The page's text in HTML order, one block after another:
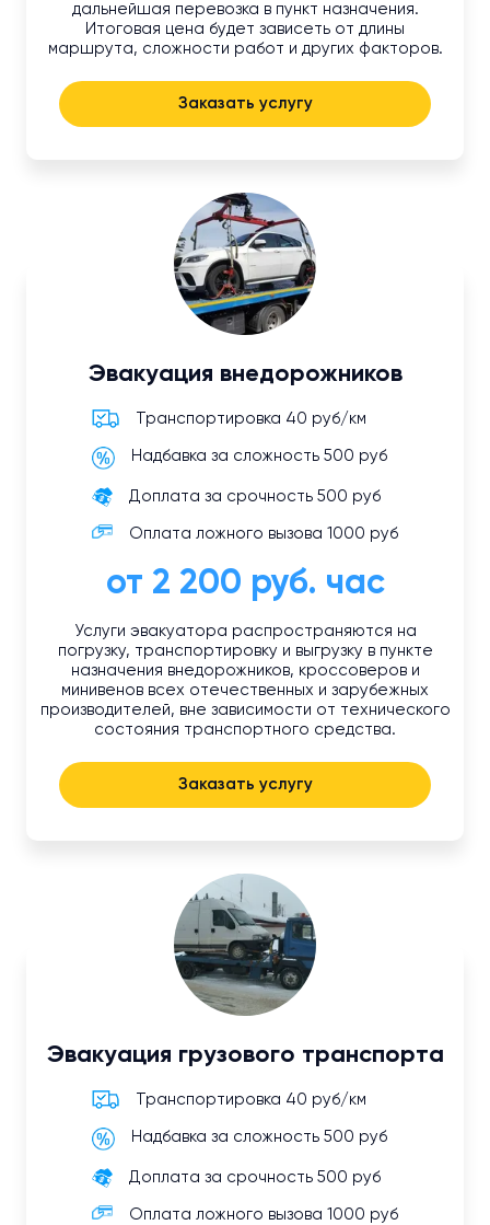
дальнейшая перевозка в пункт назначения.
Итоговая цена будет зависеть от длины
маршрута, сложности работ и других факторов.
Заказать услугу
Эвакуация внедорожников
Транспортировка 40 руб/км
Надбавка за сложность 500 руб
Доплата за срочность 500 руб
Оплата ложного вызова 1000 руб
от 2 200 руб. час
Услуги эвакуатора распространяются на
погрузку, транспортировку и выгрузку в пункте
назначения внедорожников, кроссоверов и
минивенов всех отечественных и зарубежных
производителей, вне зависимости от технического
состояния транспортного средства.
Заказать услугу
Эвакуация грузового транспорта
Транспортировка 40 руб/км
Надбавка за сложность 500 руб
Доплата за срочность 500 руб
Оплата ложного вызова 1000 руб